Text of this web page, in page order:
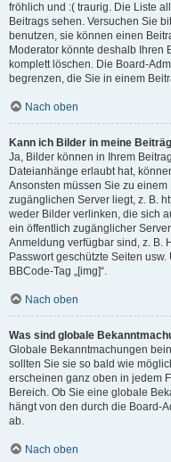
fröhlich und :( traurig. Die Liste
Beitrags sehen. Versuchen Sie
benutzen, sie können einen
Moderator könnte deshalb Ihren
komplett löschen. Die Board-
begrenzen, die Sie in einem
Nach oben
Kann ich Bilder in meine
Ja, Bilder können in Ihrem
Dateianhänge erlaubt hat,
Ansonsten müssen Sie zu
zugänglichen Server liegt, z. B.
weder Bilder verlinken, die sich
ein öffentlich zugänglicher
Anmeldung verfügbar sind, z. B.
Passwort geschützte Seiten
BBCode-Tag „[img]“.
Nach oben
Was sind globale
Globale Bekanntmachungen
sollten Sie sie so bald wie
erscheinen ganz oben in jedem
Bereich. Ob Sie eine globale
hängt von den durch die Board-
ab.
Nach oben